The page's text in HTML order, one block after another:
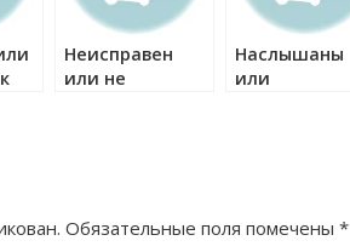
Неисправен
или не
Наслышаны
или
Обязательные поля помечены *